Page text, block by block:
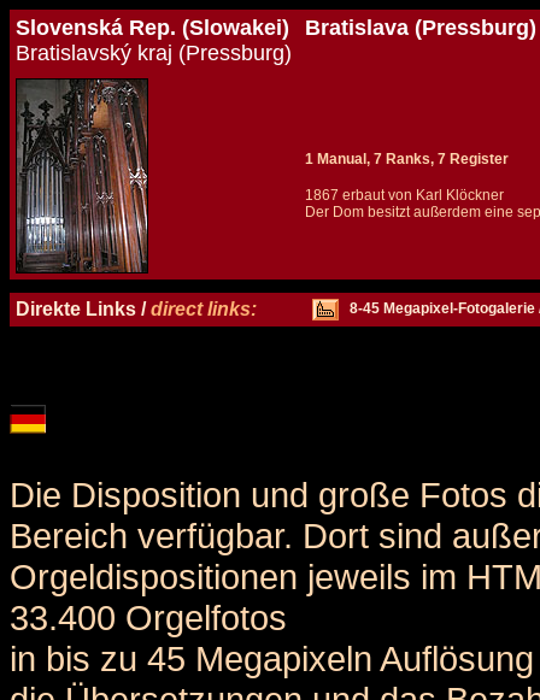
Slovenská Rep. (Slowakei)
Bratislavský kraj (Pressburg)
Bratislava
1 Manual, 7 Ranks, 7 Register
1867 erbaut von Karl Klöckner
Der Dom besitzt außerdem eine
Direkte Links /direct links: 8-45 Megapixel-Fotogalerie
Die Disposition und große Fotos
Bereich verfügbar. Dort sind
Orgeldispositionen jeweils im
33.400 Orgelfotos
in bis zu 45 Megapixeln